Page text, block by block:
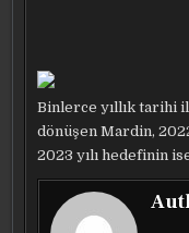
Binlerce yıllık tarihi
dönüşen Mardin,
2023 yılı hedefinin